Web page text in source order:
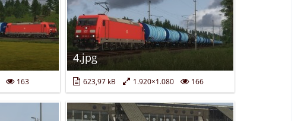
163
4.jpg
623,97 kB 1.920×1.080 166